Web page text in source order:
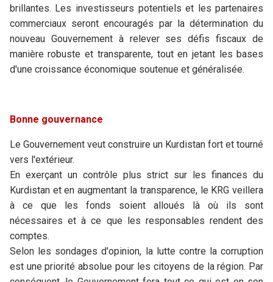
brillantes. Les investisseurs potentiels et les partenaires
commerciaux seront encouragés par la détermination du
nouveau Gouvernement à relever ses défis fiscaux de
manière robuste et transparente, tout en jetant les bases
d'une croissance économique soutenue et généralisée.
Bonne gouvernance
Le Gouvernement veut construire un Kurdistan fort et tourné
vers l'extérieur.
En exerçant un contrôle plus strict sur les finances du
Kurdistan et en augmentant la transparence, le KRG veillera
à ce que les fonds soient alloués là où ils sont
nécessaires et à ce que les responsables rendent des
comptes.
Selon les sondages d'opinion, la lutte contre la corruption
est une priorité absolue pour les citoyens de la région. Par